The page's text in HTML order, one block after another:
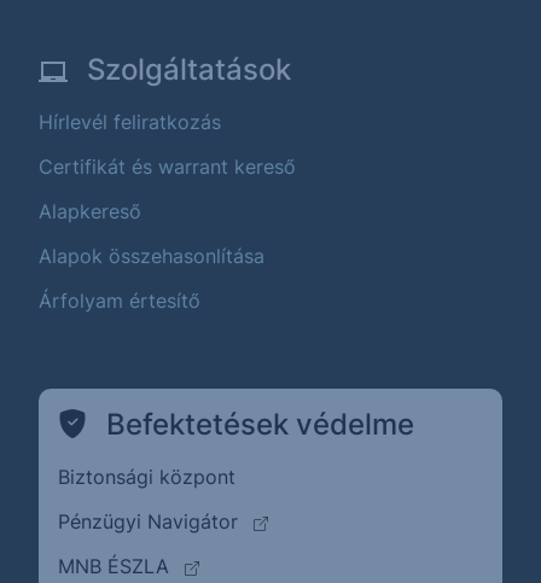
Szolgáltatások
Hírlevél feliratkozás
Certifikát és warrant kereső
Alapkereső
Alapok összehasonlítása
Árfolyam értesítő
Befektetések védelme
Biztonsági központ
Pénzügyi Navigátor
(külső oldalra ugrik)
MNB ÉSZLA
(külső oldalra ugrik)